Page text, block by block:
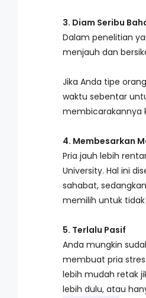
3. Diam Seribu
Dalam penelitian
menjauh dan
Jika Anda tipe
waktu sebentar
membicarakannya
4. Membesarkan
Pria jauh lebih
University. Hal ini
sahabat,
memilih untuk
5. Terlalu Pasif
Anda mungkin
membuat pria
lebih mudah retak
lebih dulu, atau